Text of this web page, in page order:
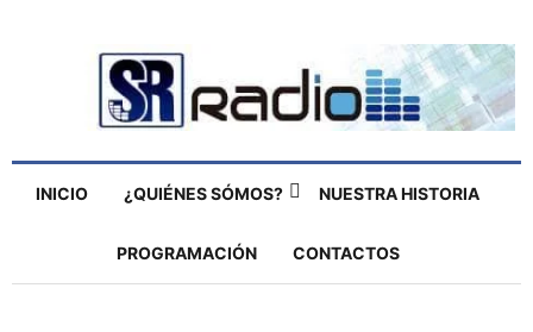
INICIO ¿QUIÉNES SÓMOS? NUESTRA HISTORIA
PROGRAMACIÓN CONTACTOS